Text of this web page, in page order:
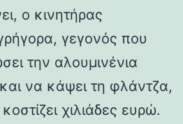
ο κινητήρας
γεγονός που
την αλουμινένια
να κάψει τη φλάντζα,
χιλιάδες ευρώ.